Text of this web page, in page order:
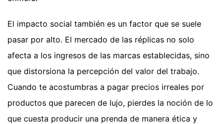
El impacto social también es un factor que se suele
pasar por alto. El mercado de las réplicas no solo
afecta a los ingresos de las marcas establecidas, sino
que distorsiona la percepción del valor del trabajo.
Cuando te acostumbras a pagar precios irreales por
productos que parecen de lujo, pierdes la noción de lo
que cuesta producir una prenda de manera ética y